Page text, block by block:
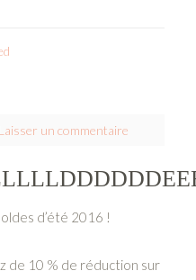
Laisser un commentaire
d’été 2016 !
de 10 % de réduction sur